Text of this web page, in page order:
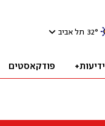
32° תל אביב
ידיעות+ פודקאסטים